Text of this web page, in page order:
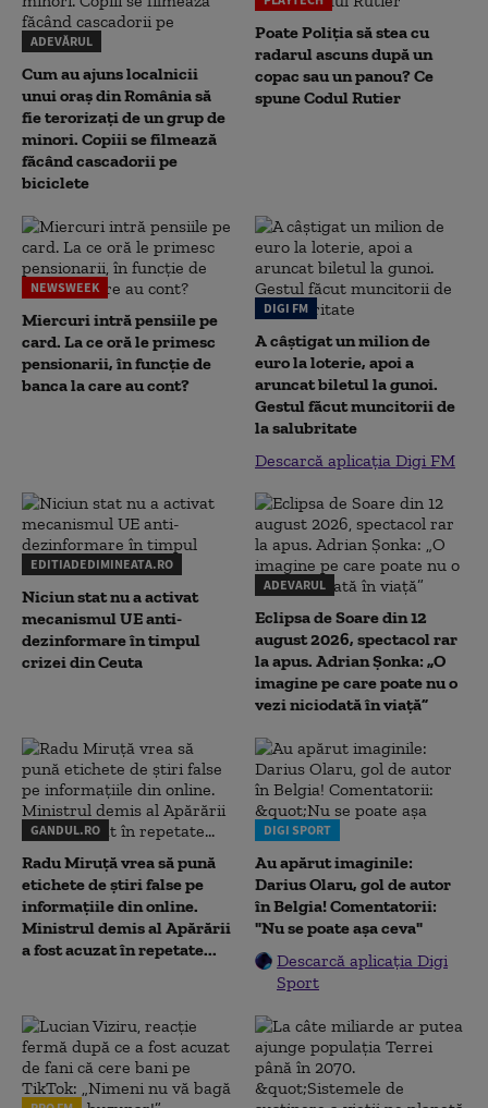
ADEVĂRUL
Cum au ajuns localnicii
unui oraș din România să
fie terorizați de un grup de
minori. Copiii se filmează
făcând cascadorii pe
biciclete
Poate Poliția să stea cu
radarul ascuns după un
copac sau un panou? Ce
spune Codul Rutier
NEWSWEEK
Miercuri intră pensiile pe
card. La ce oră le primesc
pensionarii, în funcție de
banca la care au cont?
DIGI FM
A câștigat un milion de
euro la loterie, apoi a
aruncat biletul la gunoi.
Gestul făcut muncitorii de
la salubritate
Descarcă aplicația Digi FM
EDITIADEDIMINEATA.RO
Niciun stat nu a activat
mecanismul UE anti-
dezinformare în timpul
crizei din Ceuta
ADEVARUL
Eclipsa de Soare din 12
august 2026, spectacol rar
la apus. Adrian Șonka: „O
imagine pe care poate nu o
vezi niciodată în viață”
GANDUL.RO
Radu Miruţă vrea să pună
etichete de știri false pe
informațiile din online.
Ministrul demis al Apărării
a fost acuzat în repetate...
DIGI SPORT
Au apărut imaginile:
Darius Olaru, gol de autor
în Belgia! Comentatorii:
"Nu se poate așa ceva"
Descarcă aplicația Digi
Sport